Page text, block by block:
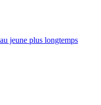
jeune plus longtemps